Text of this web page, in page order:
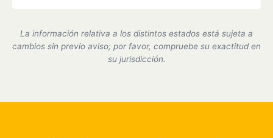
de encendido certificado por el estado de California
y cumplimos plenamente con todos los requisitos
La información relativa a los distintos estados está sujeta a
cambios sin previo aviso; por favor, compruebe su exactitud en
su jurisdicción.